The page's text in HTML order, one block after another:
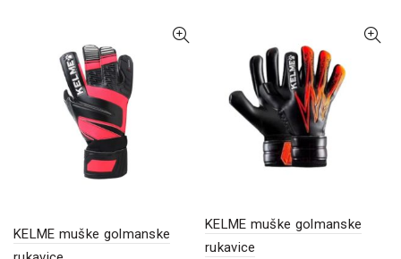
KELME muške golmanske
KELME muške golmanske
rukavice